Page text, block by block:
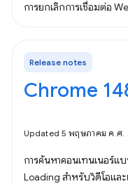
การยกเลิกการเชื่อมต่อ
Release notes
Chrome
Updated 5 พฤษภาคม ค.ศ.
การค้นหาคอนเทนเนอร์แ
Loading สำหรับวิดีโอและ